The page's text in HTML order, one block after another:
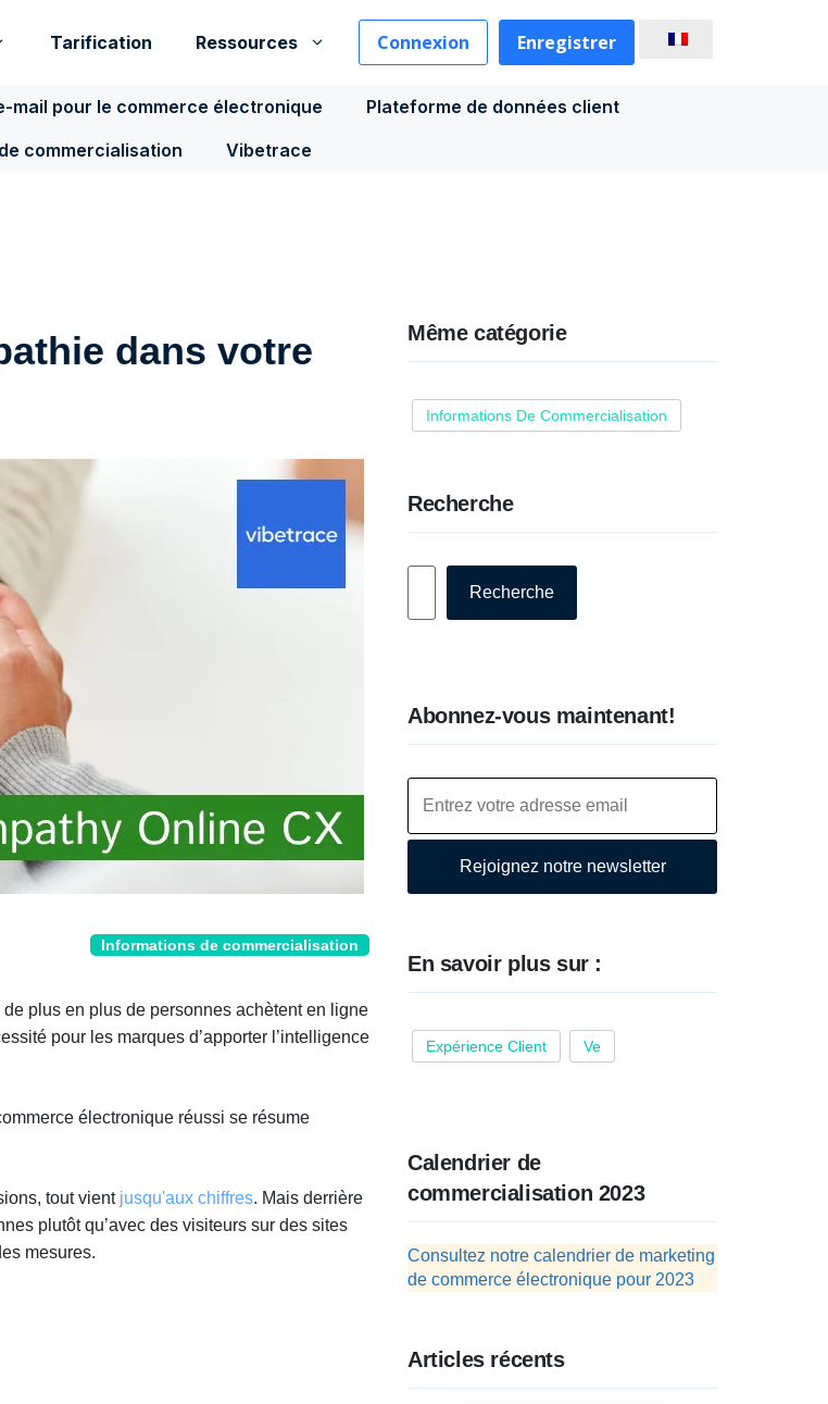
Tarification Ressources Connexion Enregistrer
mail pour le commerce électronique
Plateforme de données client
commercialisation
Vibetrace
dans votre
Informations de commercialisation
plus en plus de personnes achètent en ligne
pour les marques d’apporter l’intelligence
électronique réussi se résume
tout vientjusqu'aux chiffres. Mais derrière
plutôt qu’avec des visiteurs sur des sites
mesures.
Même catégorie
Informations De Commercialisation
Recherche
Recherche
Abonnez-vous maintenant!
Rejoignez notre newsletter
En savoir plus sur :
Expérience Client Ve
Calendrier de
commercialisation 2023
Consultez notre calendrier de marketing
de commerce électronique pour 2023
Articles récents